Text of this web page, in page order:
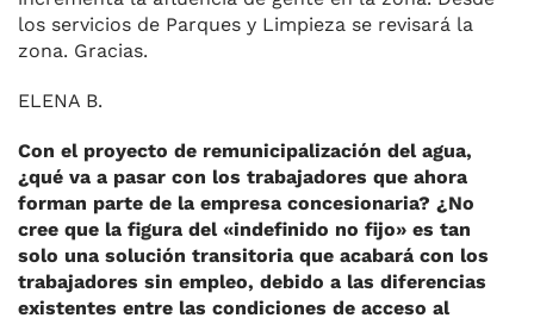
los servicios de Parques y Limpieza se revisará la
zona. Gracias.
ELENA B.
Con el proyecto de remunicipalización del agua,
¿qué va a pasar con los trabajadores que ahora
forman parte de la empresa concesionaria? ¿No
cree que la figura del «indefinido no fijo» es tan
solo una solución transitoria que acabará con los
trabajadores sin empleo, debido a las diferencias
existentes entre las condiciones de acceso al